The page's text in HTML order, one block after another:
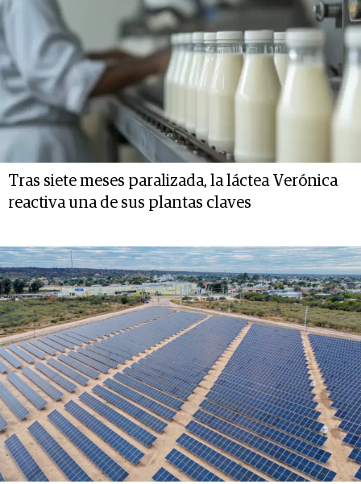
Tras siete meses paralizada, la láctea Verónica
reactiva una de sus plantas claves